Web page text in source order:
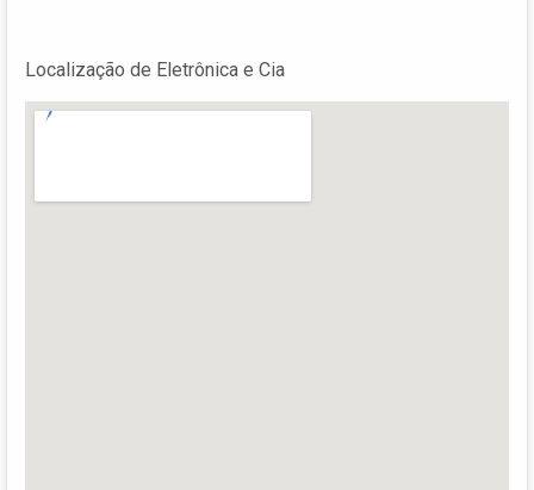
Localização de Eletrônica e Cia